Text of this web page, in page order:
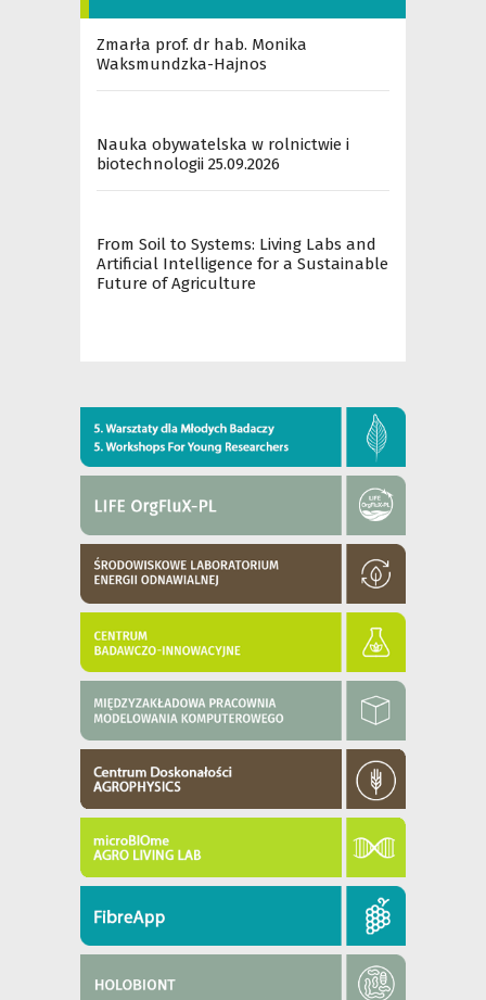
Zmarła prof. dr hab. Monika
Waksmundzka-Hajnos
Nauka obywatelska w rolnictwie i
biotechnologii 25.09.2026
From Soil to Systems: Living Labs and
Artificial Intelligence for a Sustainable
Future of Agriculture